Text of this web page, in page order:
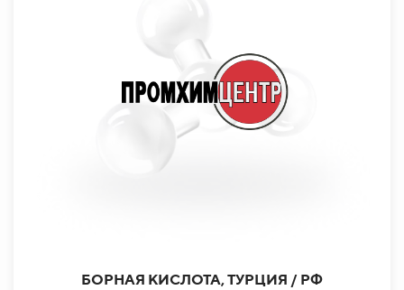
БОРНАЯ КИСЛОТА, ТУРЦИЯ / РФ